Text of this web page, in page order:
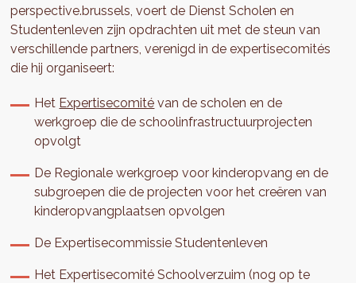
perspective.brussels, voert de Dienst Scholen en
Studentenleven zijn opdrachten uit met de steun van
verschillende partners, verenigd in de expertisecomités
die hij organiseert:
Het Expertisecomité van de scholen en de
werkgroep die de schoolinfrastructuurprojecten
opvolgt
De Regionale werkgroep voor kinderopvang en de
subgroepen die de projecten voor het creëren van
kinderopvangplaatsen opvolgen
De Expertisecommissie Studentenleven
Het Expertisecomité Schoolverzuim (nog op te